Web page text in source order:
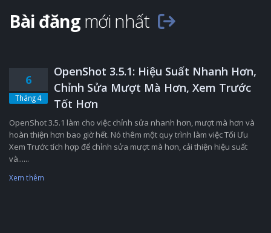
Bài đăng mới nhất
6
Tháng 4
OpenShot 3.5.1: Hiệu Suất Nhanh Hơn,
Chỉnh Sửa Mượt Mà Hơn, Xem Trước
Tốt Hơn
OpenShot 3.5.1 làm cho việc chỉnh sửa nhanh hơn, mượt mà hơn và
hoàn thiện hơn bao giờ hết. Nó thêm một quy trình làm việc Tối Ưu
Xem Trước tích hợp để chỉnh sửa mượt mà hơn, cải thiện hiệu suất
và......
Xem thêm